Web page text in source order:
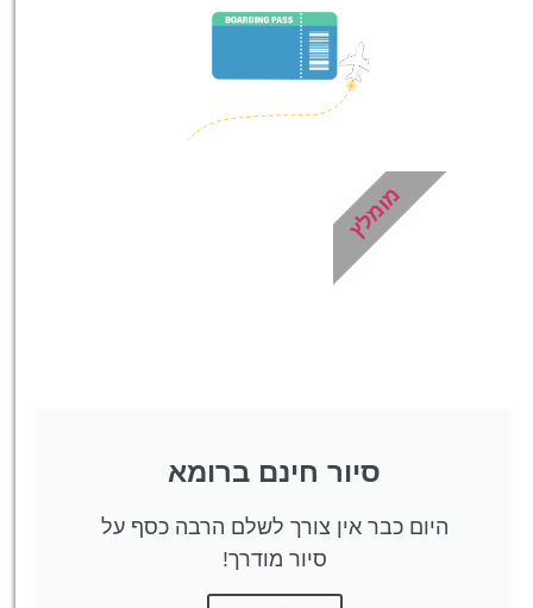
סיור חינם ברומא
היום כבר אין צורך לשלם הרבה כסף על
סיור מודרך!
מומלץ